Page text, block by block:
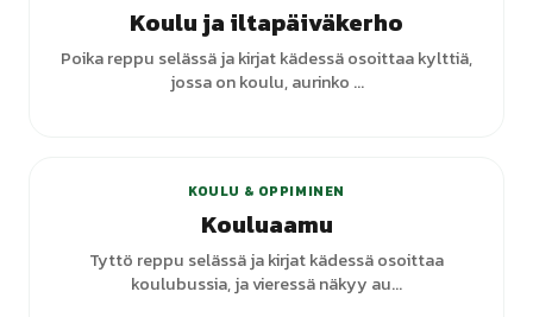
Koulu ja iltapäiväkerho
Poika reppu selässä ja kirjat kädessä osoittaa kylttiä,
jossa on koulu, aurinko ...
KOULU & OPPIMINEN
Kouluaamu
Tyttö reppu selässä ja kirjat kädessä osoittaa
koulubussia, ja vieressä näkyy au...